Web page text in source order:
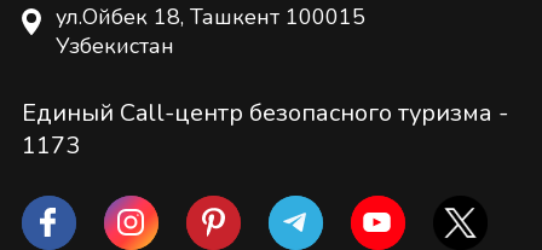
ул.Ойбек 18, Ташкент 100015
Узбекистан
Единый Call-центр безопасного туризма -
1173